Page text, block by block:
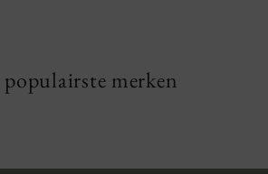
populairste merken